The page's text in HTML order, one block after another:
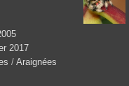
2017
/ Araignées